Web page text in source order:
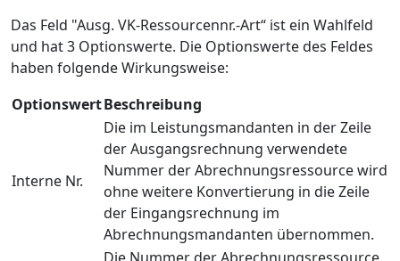
Das Feld "Ausg. VK-Ressourcennr.-Art“ ist ein Wahlfeld
und hat 3 Optionswerte. Die Optionswerte des Feldes
haben folgende Wirkungsweise:
OptionswertBeschreibung
Interne Nr.
Die im Leistungsmandanten in der Zeile
der Ausgangsrechnung verwendete
Nummer der Abrechnungsressource wird
ohne weitere Konvertierung in die Zeile
der Eingangsrechnung im
Abrechnungsmandanten übernommen.
Die Nummer der Abrechnungsressource